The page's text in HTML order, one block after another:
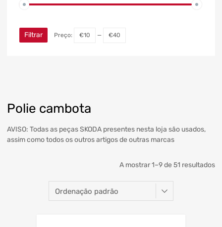
Polie cambota
AVISO: Todas as peças SKODA presentes nesta loja são usados,
assim como todos os outros artigos de outras marcas
A mostrar 1–9 de 51 resultados
Filtrar Preço: €10 — €40